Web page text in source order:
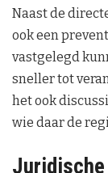
Naast de
ook een
vastgelegd
sneller tot
het ook
wie daar de